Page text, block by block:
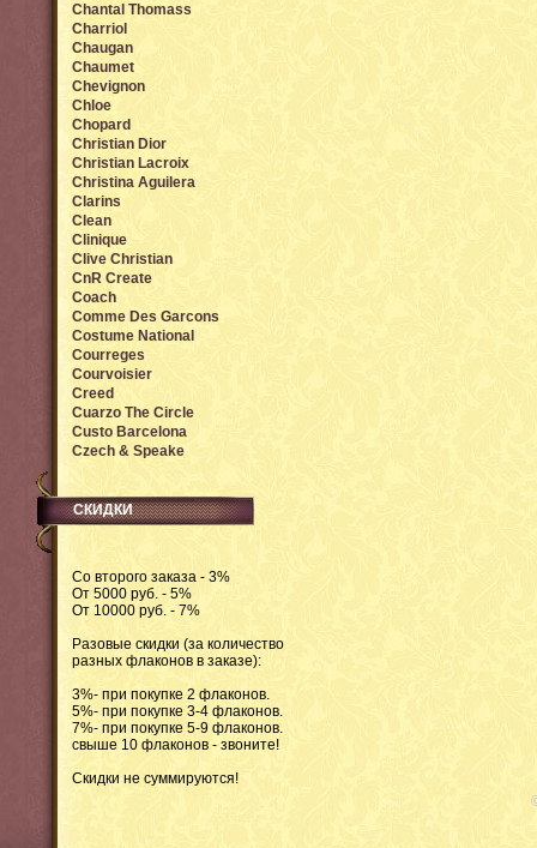
Chantal Thomass
Charriol
Chaugan
Chaumet
Chevignon
Chloe
Chopard
Christian Dior
Christian Lacroix
Christina Aguilera
Clarins
Clean
Clinique
Clive Christian
CnR Create
Coach
Comme Des Garcons
Costume National
Courreges
Courvoisier
Creed
Cuarzo The Circle
Custo Barcelona
Czech & Speake
СКИДКИ
Со второго заказа - 3%
От 5000 руб. - 5%
От 10000 руб. - 7%
Разовые скидки (за количество
разных флаконов в заказе):
3%- при покупке 2 флаконов.
5%- при покупке 3-4 флаконов.
7%- при покупке 5-9 флаконов.
свыше 10 флаконов - звоните!
Скидки не суммируются!